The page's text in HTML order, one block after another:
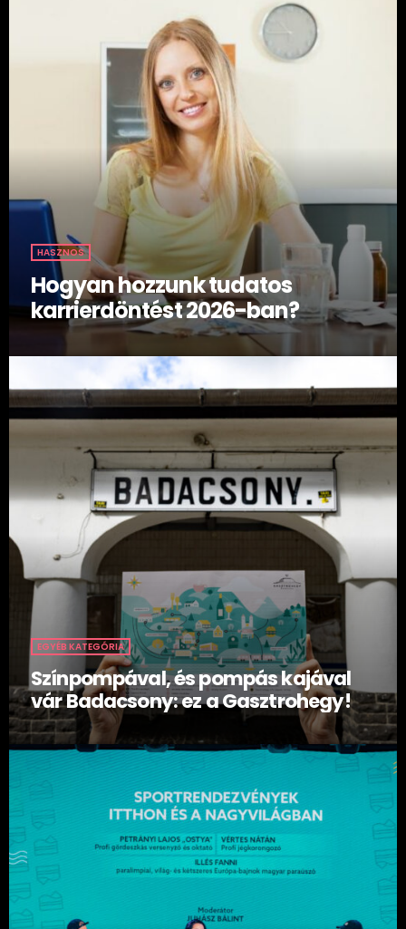
HASZNOS
Hogyan hozzunk tudatos
karrierdöntést 2026-ban?
EGYÉB KATEGÓRIA
Színpompával, és pompás kajával
vár Badacsony: ez a Gasztrohegy!